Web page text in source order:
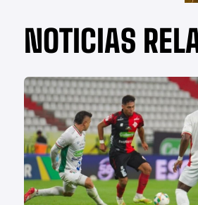
NOTICIAS